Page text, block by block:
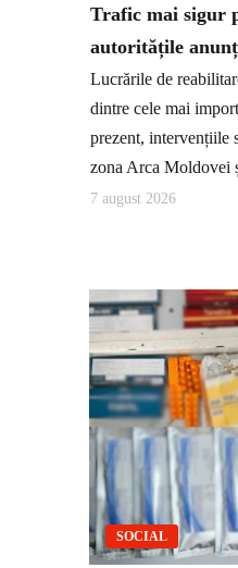
Trafic mai sigur
autoritățile
Lucrările de
dintre cele mai
prezent, intervențiile
zona Arca Moldovei
7 august 2026
SOCIAL